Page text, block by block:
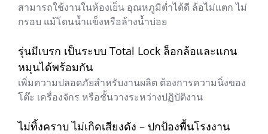
สามารถใช้งานในห้องเย็น อุณหภูมิต่ำได้ดี ล้อไม่แตก ไม่
กรอบ แม้โดนน้ำแข็งหรือล้างน้ำบ่อย
รุ่นมีเบรก เป็นระบบ Total Lock ล็อกล้อและแกน
หมุนได้พร้อมกัน
เพิ่มความปลอดภัยสำหรับงานผลิต ต้องการความนิ่งของ
โต๊ะ เครื่องจักร หรือชั้นวางระหว่างปฏิบัติงาน
ไม่ทิ้งคราบ ไม่เกิดเสียงดัง – ปกป้องพื้นโรงงาน